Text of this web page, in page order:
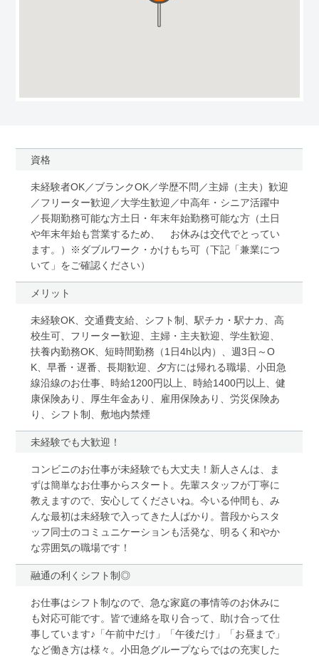
資格
未経験者OK／ブランクOK／学歴不問／主婦（主夫）歓迎
／フリーター歓迎／大学生歓迎／中高年・シニア活躍中
／長期勤務可能な方土日・年末年始勤務可能な方（土日
や年末年始も営業するため、 お休みは交代でとってい
ます。）※ダブルワーク・かけもち可（下記「兼業につ
いて」をご確認ください）
メリット
未経験OK、交通費支給、シフト制、駅チカ・駅ナカ、高
校生可、フリーター歓迎、主婦・主夫歓迎、学生歓迎、
扶養内勤務OK、短時間勤務（1日4h以内）、週3日～O
K、早番・遅番、長期歓迎、夕方には帰れる職場、小田急
線沿線のお仕事、時給1200円以上、時給1400円以上、健
康保険あり、厚生年金あり、雇用保険あり、労災保険あ
り、シフト制、敷地内禁煙
未経験でも大歓迎！
コンビニのお仕事が未経験でも大丈夫！新人さんは、ま
ずは簡単なお仕事からスタート。先輩スタッフが丁寧に
教えますので、安心してくださいね。今いる仲間も、み
んな最初は未経験で入ってきた人ばかり。普段からスタ
ッフ同士のコミュニケーションも活発な、明るく和やか
な雰囲気の職場です！
融通の利くシフト制◎
お仕事はシフト制なので、急な家庭の事情等のお休みに
も対応可能です。皆で連絡を取り合って、助け合って仕
事しています♪「午前中だけ」「午後だけ」「お昼まで」
など働き方は様々。小田急グループならではの充実した